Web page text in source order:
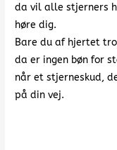
da vil alle stjerners
høre dig.
Bare du af hjertet
da er ingen bøn for
når et stjerneskud,
på din vej.